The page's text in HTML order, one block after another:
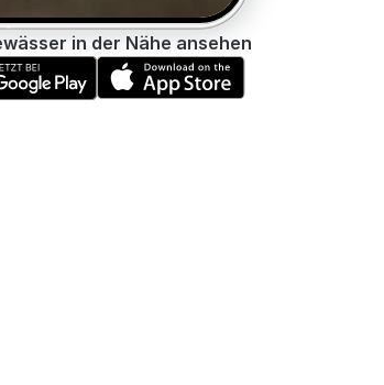
in der Nähe ansehen